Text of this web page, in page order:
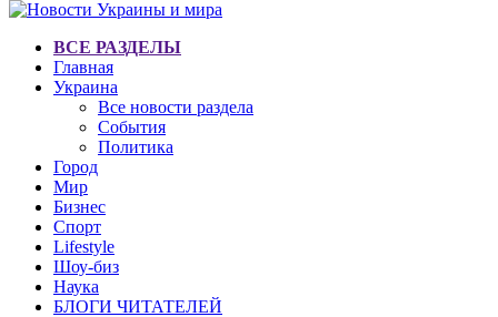
ВСЕ РАЗДЕЛЫ
Главная
Украина
Все новости раздела
События
Политика
Город
Мир
Бизнес
Спорт
Lifestyle
Шоу-биз
Наука
БЛОГИ ЧИТАТЕЛЕЙ